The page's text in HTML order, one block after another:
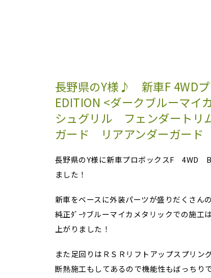
長野県のY様♪ 新車F 4WDプ
EDITION <ダークブルーマ
シュグリル フェンダートリ
ガード リアアンダーガード
長野県のY様に新車プロボックスF 4WD
ました！
新車をベースに外装パーツが盛りだくさん
純正ﾀﾞｰｸブルーマイカメタリックでの施工
上がりました！
また足回りはＲＳＲリフトアップスプリン
断熱施工もしてあるので機能性もばっちり